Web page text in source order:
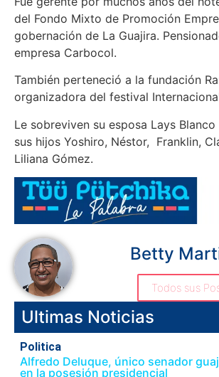
del Fondo Mixto de Promoción
gobernación de La Guajira.
empresa Carbocol.
También perteneció a la fundación
organizadora del festival
Le sobreviven su esposa Lays
sus hijos Yoshiro, Néstor, Franklin,
Liliana Gómez.
Betty
Todos sus
Ultimas Noticias
Politica
Alfredo Deluque, único senador
en la posesión presidencial